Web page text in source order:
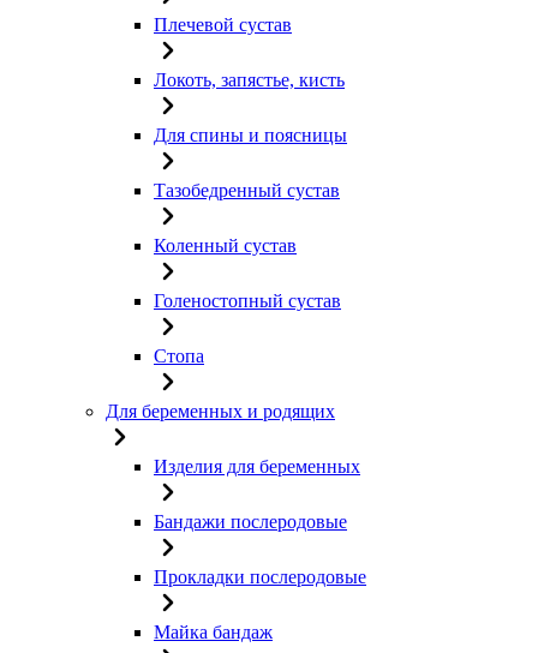
Плечевой сустав
Локоть, запястье, кисть
Для спины и поясницы
Тазобедренный сустав
Коленный сустав
Голеностопный сустав
Стопа
Для беременных и родящих
Изделия для беременных
Бандажи послеродовые
Прокладки послеродовые
Майка бандаж